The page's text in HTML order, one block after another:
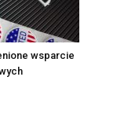
wsparcie